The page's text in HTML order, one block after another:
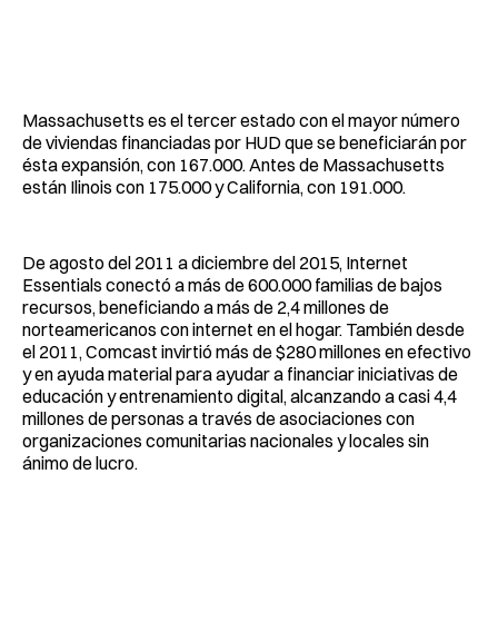
Massachusetts es el tercer estado con el mayor número
de viviendas financiadas por HUD que se beneficiarán por
ésta expansión, con 167.000. Antes de Massachusetts
están Ilinois con 175.000 y California, con 191.000.
De agosto del 2011 a diciembre del 2015, Internet
Essentials conectó a más de 600.000 familias de bajos
recursos, beneficiando a más de 2,4 millones de
norteamericanos con internet en el hogar. También desde
el 2011, Comcast invirtió más de $280 millones en efectivo
y en ayuda material para ayudar a financiar iniciativas de
educación y entrenamiento digital, alcanzando a casi 4,4
millones de personas a través de asociaciones con
organizaciones comunitarias nacionales y locales sin
ánimo de lucro.